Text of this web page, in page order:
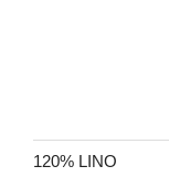
120% LINO